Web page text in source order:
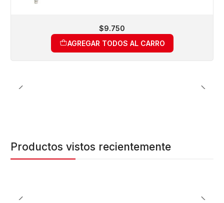
$9.750
AGREGAR TODOS AL CARRO
Productos vistos recientemente